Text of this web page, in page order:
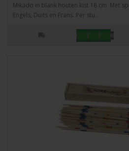
Mikado in blank houten kist 18 cm. Met
Engels, Duits en Frans. Per stu..